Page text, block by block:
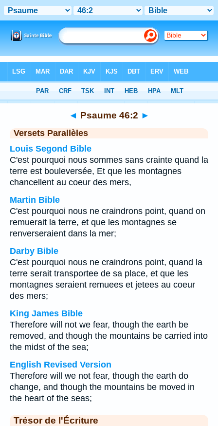
Chapitre 46> Verset 2
◄ Psaume 46:2 ►
Versets Parallèles
Louis Segond Bible
C'est pourquoi nous sommes sans crainte quand la
terre est bouleversée, Et que les montagnes
chancellent au coeur des mers,
Martin Bible
C'est pourquoi nous ne craindrons point, quand on
remuerait la terre, et que les montagnes se
renverseraient dans la mer;
Darby Bible
C'est pourquoi nous ne craindrons point, quand la
terre serait transportee de sa place, et que les
montagnes seraient remuees et jetees au coeur
des mers;
King James Bible
Therefore will not we fear, though the earth be
removed, and though the mountains be carried into
the midst of the sea;
English Revised Version
Therefore will we not fear, though the earth do
change, and though the mountains be moved in
the heart of the seas;
Trésor de l'Écriture